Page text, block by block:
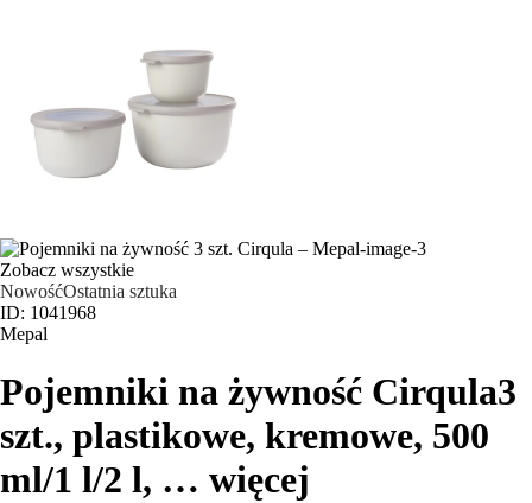
Zobacz wszystkie
NowośćOstatnia sztuka
ID: 1041968
Mepal
Pojemniki na żywność Cirqula3
szt., plastikowe, kremowe, 500
ml/1 l/2 l, … więcej